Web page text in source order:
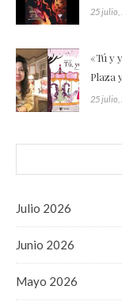
25 julio,
«Tú y
Plaza
25 julio,
Julio 2026
Junio 2026
Mayo 2026